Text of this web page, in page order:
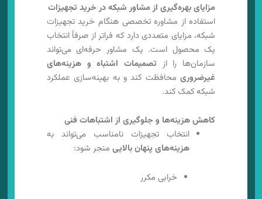
مزایای بهره‌گیری از مشاور شبکه در خرید تجهیزات
استفاده از مشاوره تخصصی هنگام خرید تجهیزات
شبکه، مزایای متعددی دارد که فراتر از صرفاً انتخاب
یک محصول است. یک مشاور حرفه‌ای می‌تواند
سازمان‌ها را از تصمیمات اشتباه و هزینه‌های
غیرضروریمحافظت کند و به بهینه‌سازی عملکرد
شبکه کمک کند.
کاهش هزینه‌ها و جلوگیری از اشتباهات فنی
انتخاب تجهیزات نامناسب می‌تواند به
هزینه‌های پنهان بالاییمنجر شود:
خرابی مکرر